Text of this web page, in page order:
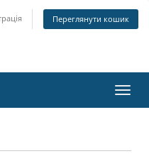
Переглянути кошик